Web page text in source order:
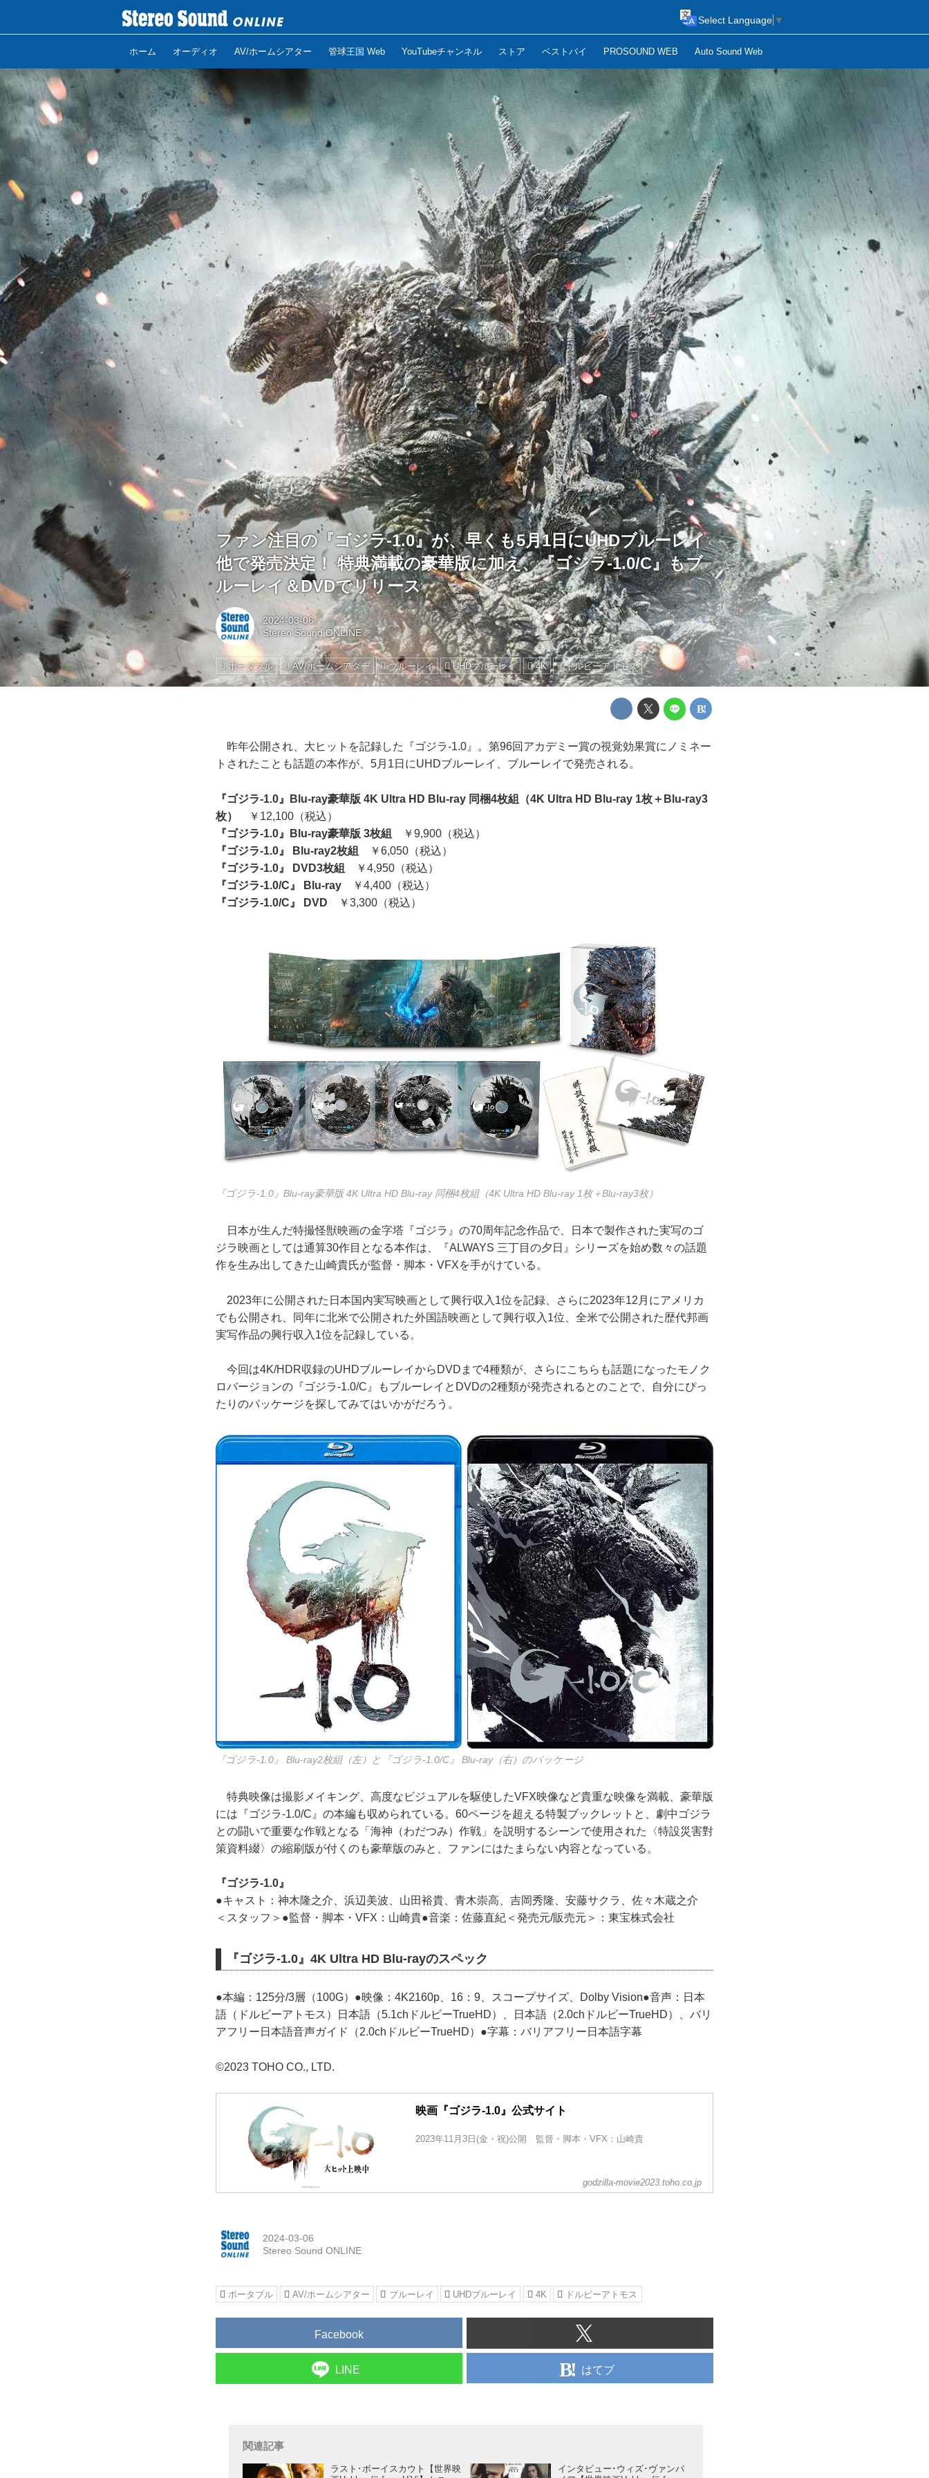
ホーム オーディオ AV/ホームシアター 管球王国 Web YouTubeチャンネル ストア ベストバイ PROSOUND WEB Auto Sound Web
Select Language ▼
ファン注目の『ゴジラ-1.0』が、早くも5月1日にUHDブルーレイ
他で発売決定！ 特典満載の豪華版に加え、『ゴジラ-1.0/C』もブ
ルーレイ＆DVDでリリース
2024-03-06
Stereo Sound ONLINE
ポータブル AV/ホームシアター ブルーレイ UHDブルーレイ 4K ドルビーアトモス
昨年公開され、大ヒットを記録した『ゴジラ-1.0』。第96回アカデミー賞の視覚効果賞にノミネー
トされたことも話題の本作が、5月1日にUHDブルーレイ、ブルーレイで発売される。
『ゴジラ-1.0』Blu-ray豪華版 4K Ultra HD Blu-ray 同梱4枚組（4K Ultra HD Blu-ray 1枚＋Blu-ray3
枚）
￥12,100（税込）
『ゴジラ-1.0』Blu-ray豪華版 3枚組
￥9,900（税込）
『ゴジラ-1.0』 Blu-ray2枚組
￥6,050（税込）
『ゴジラ-1.0』 DVD3枚組
￥4,950（税込）
『ゴジラ-1.0/C』 Blu-ray ￥4,400（税込）
『ゴジラ-1.0/C』 DVD ￥3,300（税込）
『ゴジラ-1.0』Blu-ray豪華版 4K Ultra HD Blu-ray 同梱4枚組（4K Ultra HD Blu-ray 1枚＋Blu-ray3枚）
日本が生んだ特撮怪獣映画の金字塔『ゴジラ』の70周年記念作品で、日本で製作された実写のゴ
ジラ映画としては通算30作目となる本作は、『ALWAYS 三丁目の夕日』シリーズを始め数々の話題
作を生み出してきた山崎貴氏が監督・脚本・VFXを手がけている。
2023年に公開された日本国内実写映画として興行収入1位を記録、さらに2023年12月にアメリカ
でも公開され、同年に北米で公開された外国語映画として興行収入1位、全米で公開された歴代邦画
実写作品の興行収入1位を記録している。
今回は4K/HDR収録のUHDブルーレイからDVDまで4種類が、さらにこちらも話題になったモノク
ロバージョンの『ゴジラ-1.0/C』もブルーレイとDVDの2種類が発売されるとのことで、自分にぴっ
たりのパッケージを探してみてはいかがだろう。
『ゴジラ-1.0』 Blu-ray2枚組（左）と『ゴジラ-1.0/C』 Blu-ray（右）のパッケージ
特典映像は撮影メイキング、高度なビジュアルを駆使したVFX映像など貴重な映像を満載、豪華版
には『ゴジラ-1.0/C』の本編も収められている。60ページを超える特製ブックレットと、劇中ゴジラ
との闘いで重要な作戦となる「海神（わだつみ）作戦」を説明するシーンで使用された〈特設災害對
策資料綴〉の縮刷版が付くのも豪華版のみと、ファンにはたまらない内容となっている。
『ゴジラ-1.0』
●キャスト：神木隆之介、浜辺美波、山田裕貴、青木崇高、吉岡秀隆、安藤サクラ、佐々木蔵之介
＜スタッフ＞●監督・脚本・VFX：山崎貴●音楽：佐藤直紀＜発売元/販売元＞：東宝株式会社
『ゴジラ-1.0』4K Ultra HD Blu-rayのスペック
●本編：125分/3層（100G）●映像：4K2160p、16：9、スコープサイズ、Dolby Vision●音声：日本
語（ドルビーアトモス）日本語（5.1chドルビーTrueHD）、日本語（2.0chドルビーTrueHD）、バリ
アフリー日本語音声ガイド（2.0chドルビーTrueHD）●字幕：バリアフリー日本語字幕
©2023 TOHO CO., LTD.
映画『ゴジラ-1.0』公式サイト
2023年11月3日(金・祝)公開 監督・脚本・VFX：山崎貴
godzilla-movie2023.toho.co.jp
2024-03-06
Stereo Sound ONLINE
ポータブル AV/ホームシアター ブルーレイ UHDブルーレイ 4K ドルビーアトモス
Facebook
LINE はてブ
関連記事
ラスト･ボーイスカウト【世界映
インタビュー･ウィズ･ヴァンパ